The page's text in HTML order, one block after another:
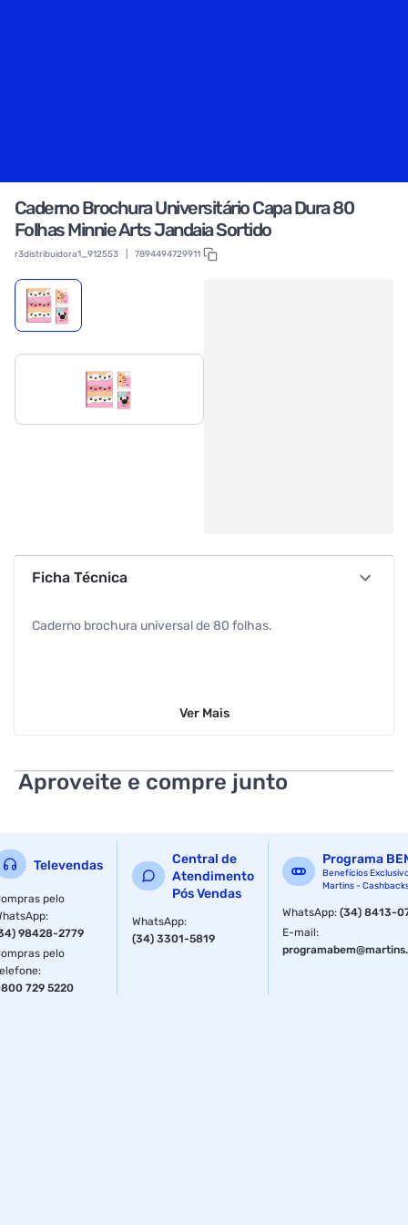
Caderno Brochura Universitário Capa Dura 80
Folhas Minnie Arts Jandaia Sortido
r3distribuidora1_912553 7894494729911
Ficha Técnica
Caderno brochura universal de 80 folhas.
Ver Mais
Aproveite e compre junto
Televendas
pelo
:
98428-2779
pelo
:
729 5220
Central de
Atendimento
Pós Vendas
WhatsApp:
(34) 3301-5819
Programa
Benefícios
Martins -
WhatsApp:(34) 8413-
E-mail: